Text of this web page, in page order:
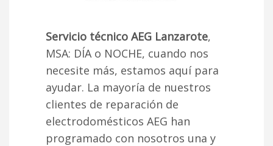
Servicio técnico AEG Lanzarote,
MSA: DÍA o NOCHE, cuando nos
necesite más, estamos aquí para
ayudar. La mayoría de nuestros
clientes de reparación de
electrodomésticos AEG han
programado con nosotros una y